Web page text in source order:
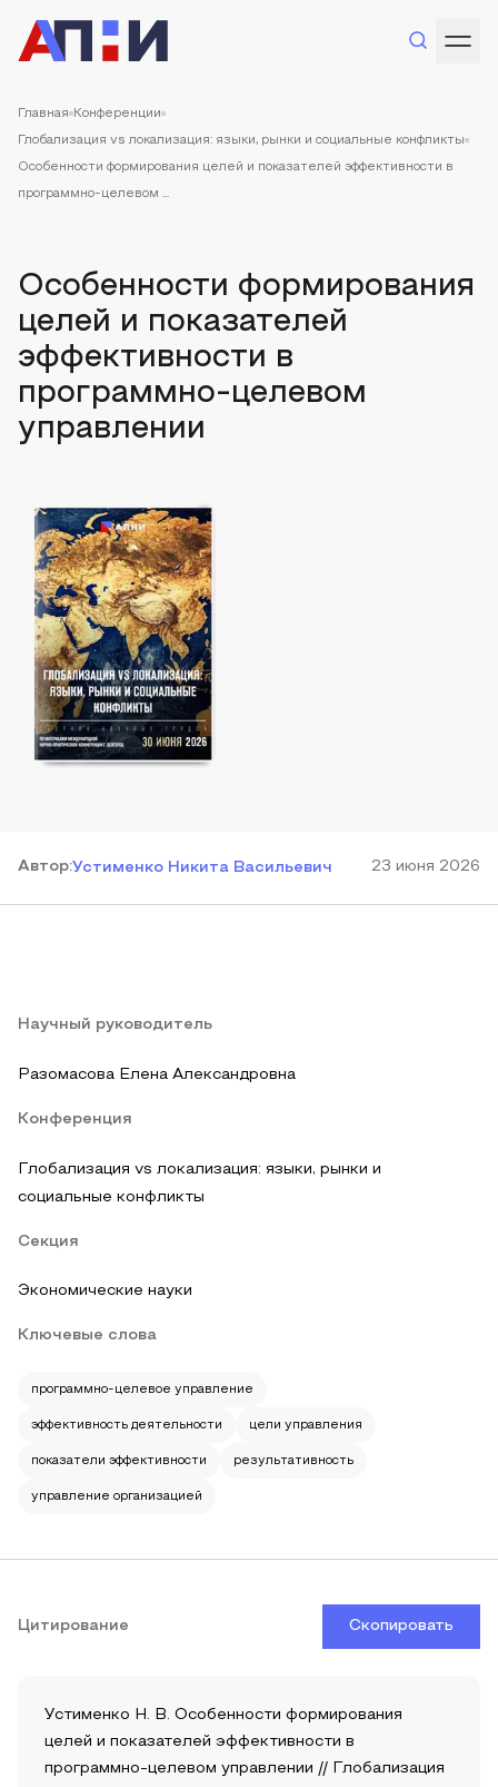
Главная Конференции
Глобализация vs локализация: языки, рынки и социальные конфликты
Особенности формирования целей и показателей эффективности в
программно-целевом ...
Особенности формирования
целей и показателей
эффективности в
программно-целевом
управлении
Автор:Устименко Никита Васильевич 23 июня 2026
Научный руководитель
Разомасова Елена Александровна
Конференция
Глобализация vs локализация: языки, рынки и
социальные конфликты
Секция
Экономические науки
Ключевые слова
программно-целевое управление
эффективность деятельности цели управления
показатели эффективности результативность
управление организацией
Цитирование Скопировать
Устименко Н. В. Особенности формирования
целей и показателей эффективности в
программно-целевом управлении // Глобализация